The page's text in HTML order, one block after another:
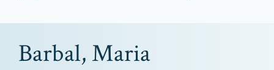
Barbal, Maria